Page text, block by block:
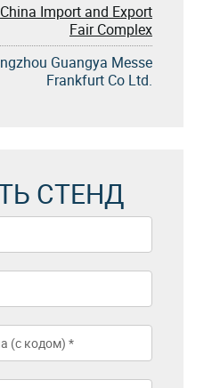
China Import and Export
Fair Complex
Guangya Messe
Frankfurt Co Ltd.
СТЕНД